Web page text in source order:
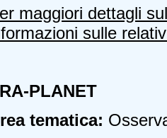
maggiori dettagli
sulle
PLANET
tematica: